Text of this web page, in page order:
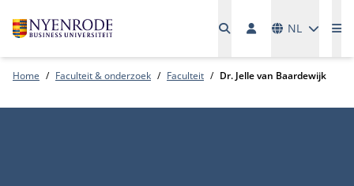
NL
Home Faculteit & onderzoek Faculteit Dr. Jelle van Baardewijk